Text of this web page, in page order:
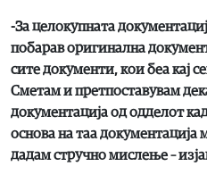
-За целокупната
побарав оригинална
сите документи, кои беа кај
Сметам и претпоставувам
документација од одделот
основа на таа
дадам стручно мислење –